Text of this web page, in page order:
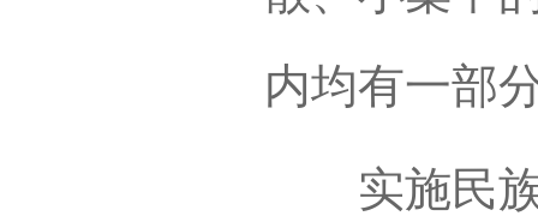
内均有一部
实施民族